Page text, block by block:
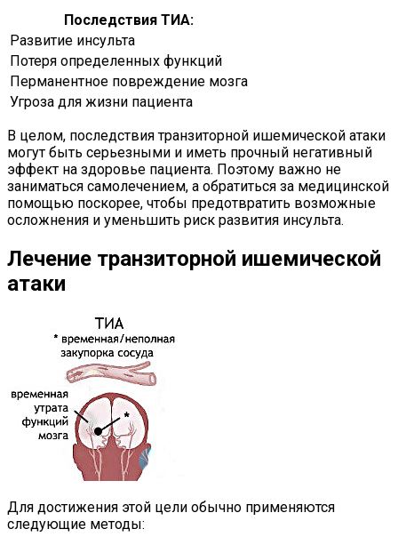
Последствия ТИА:
Развитие инсульта
Потеря определенных функций
Перманентное повреждение мозга
Угроза для жизни пациента
В целом, последствия транзиторной ишемической атаки
могут быть серьезными и иметь прочный негативный
эффект на здоровье пациента. Поэтому важно не
заниматься самолечением, а обратиться за медицинской
помощью поскорее, чтобы предотвратить возможные
осложнения и уменьшить риск развития инсульта.
Лечение транзиторной ишемической
атаки
Для достижения этой цели обычно применяются
следующие методы: